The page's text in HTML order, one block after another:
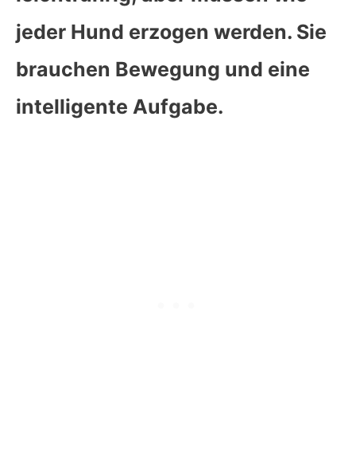
jeder Hund erzogen werden. Sie
brauchen Bewegung und eine
intelligente Aufgabe.